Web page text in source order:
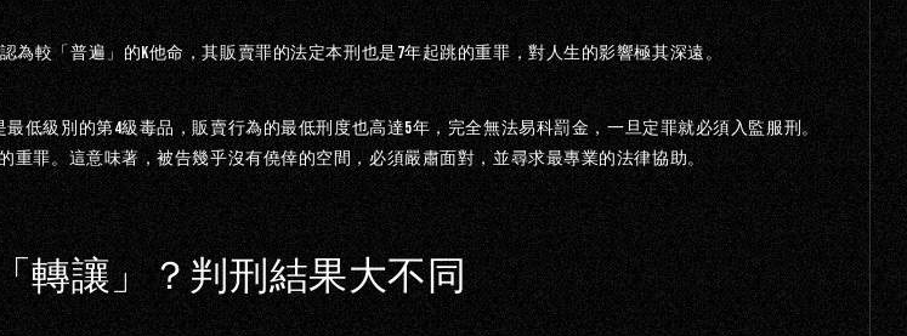
為較「普遍」的K他命，其販賣罪的法定本刑也是 7年起跳的重罪，對人生的影響極其深遠。
最低級別的第4級毒品，販賣行為的最低刑度也高達5年，完全無法易科罰金，一旦定罪就必須入監服刑。
重罪。這意味著，被告幾乎沒有僥倖的空間，必須嚴肅面對，並尋求最專業的法律協助。
轉讓」？判刑結果大不同